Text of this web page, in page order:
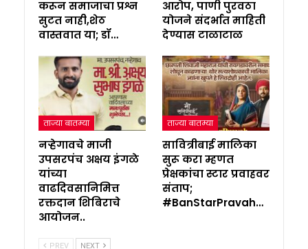
करून समाजाचा प्रश्न
सुटत नाही,शेठ
वास्तवात या; डॉ…
आरोप, पाणी पुरवठा
योजने संदर्भात माहिती
देण्यास टाळाटाळ
ताज्या बातम्या
नऱ्हेगावचे माजी
उपसरपंच अक्षय इंगळे
यांच्या
वाढदिवसानिमित्त
रक्तदान शिबिराचे
आयोजन..
ताज्या बातम्या
सावित्रीबाई मालिका
सुरू करा म्हणत
प्रेक्षकांचा स्टार प्रवाहवर
संताप;
#BanStarPravah…
PREV NEXT